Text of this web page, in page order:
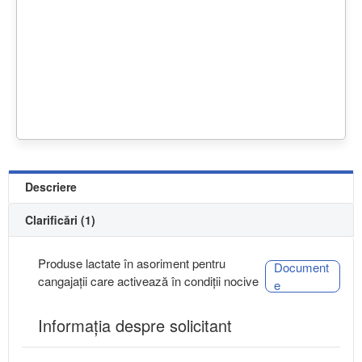
Descriere
Clarificări (1)
Produse lactate în asoriment pentru
cangajații care activează în condiții nocive
Document
e
Informaţia despre solicitant